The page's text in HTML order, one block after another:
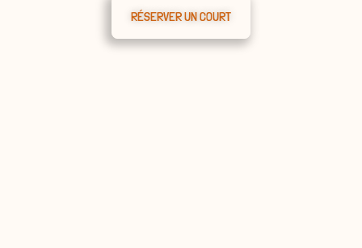
RÉSERVER UN COURT